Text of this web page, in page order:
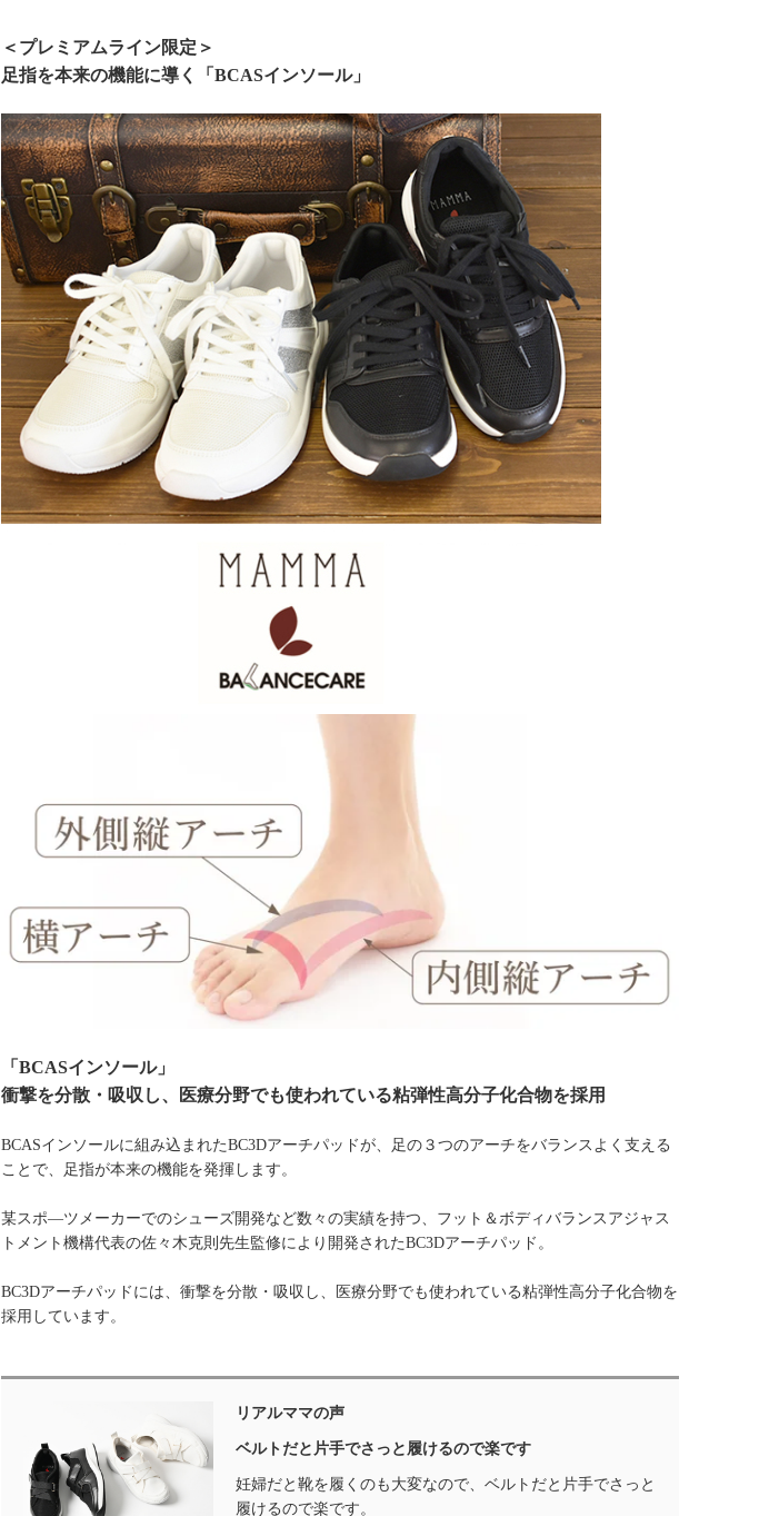
＜プレミアムライン限定＞
足指を本来の機能に導く「BCASインソール」
「BCASインソール」
衝撃を分散・吸収し、医療分野でも使われている粘弾性高分子化合物を採用
BCASインソールに組み込まれたBC3Dアーチパッドが、足の３つのアーチをバランスよく支える
ことで、足指が本来の機能を発揮します。
某スポ―ツメーカーでのシューズ開発など数々の実績を持つ、フット＆ボディバランスアジャス
トメント機構代表の佐々木克則先生監修により開発されたBC3Dアーチパッド。
BC3Dアーチパッドには、衝撃を分散・吸収し、医療分野でも使われている粘弾性高分子化合物を
採用しています。
リアルママの声
ベルトだと片手でさっと履けるので楽です
妊婦だと靴を履くのも大変なので、ベルトだと片手でさっと
履けるので楽です。